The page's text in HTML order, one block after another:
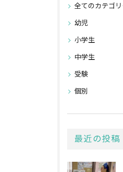
全てのカテゴ
幼児
小学生
中学生
受験
個別
最近の投稿